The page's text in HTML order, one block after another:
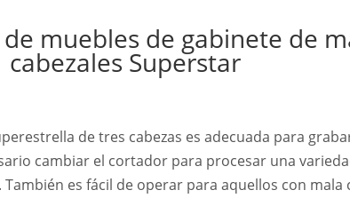
muebles de gabinete de
cabezales Superstar
de tres cabezas es adecuada para
cambiar el cortador para procesar una
es fácil de operar para aquellos con mala